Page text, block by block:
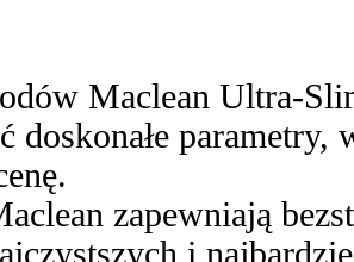
Maclean Ultra-
doskonałe
zapewniają
i